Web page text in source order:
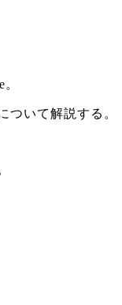
ついて解説する。